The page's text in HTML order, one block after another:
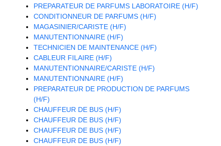
PREPARATEUR DE PARFUMS LABORATOIRE (H/F)
CONDITIONNEUR DE PARFUMS (H/F)
MAGASINIER/CARISTE (H/F)
MANUTENTIONNAIRE (H/F)
TECHNICIEN DE MAINTENANCE (H/F)
CABLEUR FILAIRE (H/F)
MANUTENTIONNAIRE/CARISTE (H/F)
MANUTENTIONNAIRE (H/F)
PREPARATEUR DE PRODUCTION DE PARFUMS
(H/F)
CHAUFFEUR DE BUS (H/F)
CHAUFFEUR DE BUS (H/F)
CHAUFFEUR DE BUS (H/F)
CHAUFFEUR DE BUS (H/F)